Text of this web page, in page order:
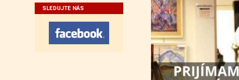
SLEDUJTE NÁS